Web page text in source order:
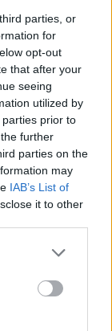
parties, or
for
opt-out
that after your
seeing
utilized by
prior to
further
parties on the
may
IAB’s List of
it to other
blivit lurad
bedrägeri.